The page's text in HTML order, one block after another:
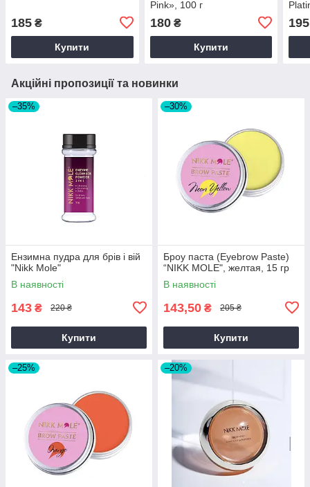
185 ₴
Купити
Pink», 100 г
180₴
Купити
195
Акційні пропозиції та новинки
–35%
Ензимна пудра для брів і вій
"Nikk Mole"
В наявності
143 ₴ 220 ₴
Купити
–30%
Броу паста (Eyebrow Paste)
“NIKK MOLE", желтая, 15 гр
В наявності
143,50 ₴ 205 ₴
Купити
–25% –20%